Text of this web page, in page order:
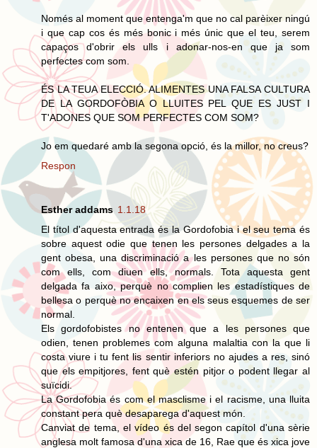
Només al moment que entenga'm que no cal parèixer ningú
i que cap cos és més bonic i més únic que el teu, serem
capaços d'obrir els ulls i adonar-nos-en que ja som
perfectes com som.
ÉS LA TEUA ELECCIÓ. ALIMENTES UNA FALSA CULTURA
DE LA GORDOFÒBIA O LLUITES PEL QUE ES JUST I
T'ADONES QUE SOM PERFECTES COM SOM?
Jo em quedaré amb la segona opció, és la millor, no creus?
Respon
Esther addams 1.1.18
El títol d'aquesta entrada és la Gordofobia i el seu tema és
sobre aquest odie que tenen les persones delgades a la
gent obesa, una discriminació a les persones que no són
com ells, com diuen ells, normals. Tota aquesta gent
delgada fa aixo, perquè no complien les estadístiques de
bellesa o perquè no encaixen en els seus esquemes de ser
normal.
Els gordofobistes no entenen que a les persones que
odien, tenen problemes com alguna malaltia con la que li
costa viure i tu fent lis sentir inferiors no ajudes a res, sinó
que els empitjores, fent què estén pitjor o podent llegar al
suïcidi.
La Gordofobia és com el masclisme i el racisme, una lluita
constant pera què desaparega d'aquest món.
Canviat de tema, el vídeo és del segon capítol d'una sèrie
anglesa molt famosa d'una xica de 16, Rae que és xica jove